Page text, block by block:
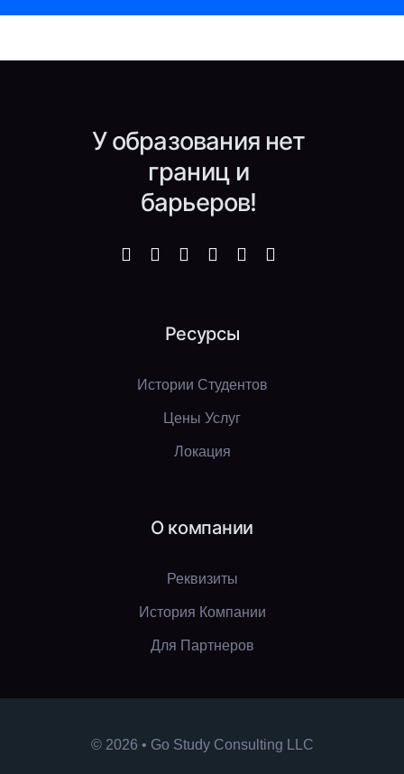
У образования нет
границ и
барьеров!
Ресурсы
Истории Студентов
Цены Услуг
Локация
О компании
Реквизиты
История Компании
Для Партнеров
© 2026 • Go Study Consulting LLC